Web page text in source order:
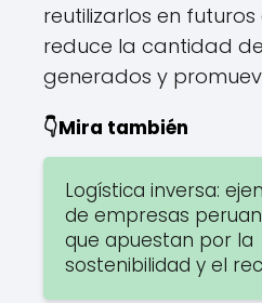
reutilizarlos en futuros
reduce la cantidad
generados y
👇Mira también
Logística inversa:
de empresas
que apuestan por la
sostenibilidad y el